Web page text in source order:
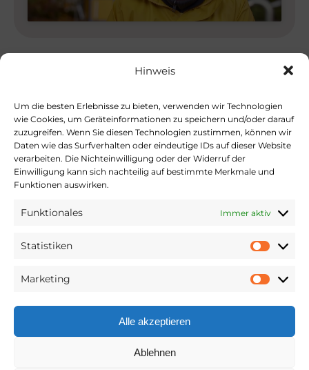
Hinweis
Um die besten Erlebnisse zu bieten, verwenden wir Technologien
wie Cookies, um Geräteinformationen zu speichern und/oder darauf
zuzugreifen. Wenn Sie diesen Technologien zustimmen, können wir
Daten wie das Surfverhalten oder eindeutige IDs auf dieser Website
verarbeiten. Die Nichteinwilligung oder der Widerruf der
Einwilligung kann sich nachteilig auf bestimmte Merkmale und
Funktionen auswirken.
Funktionales Immer aktiv
Statistiken
Marketing
Alle akzeptieren
Ablehnen
Kooperationspartner
Kirchenjahr evangelisch bietet für alle Feiertage
leicht auffindbar Liturgische Texte, Lieder und
Lutherischen Kirche in Bayern (ELKB), der
Norddeutschland (Nordkirche) und der